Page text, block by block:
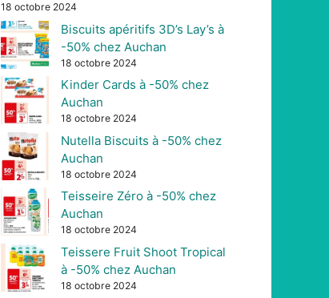
18 octobre 2024
Biscuits apéritifs 3D’s Lay’s à
-50% chez Auchan
18 octobre 2024
Kinder Cards à -50% chez
Auchan
18 octobre 2024
Nutella Biscuits à -50% chez
Auchan
18 octobre 2024
Teisseire Zéro à -50% chez
Auchan
18 octobre 2024
Teissere Fruit Shoot Tropical
à -50% chez Auchan
18 octobre 2024